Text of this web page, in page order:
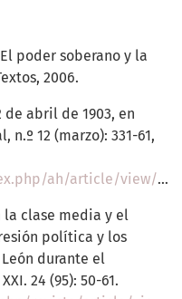
poder soberano y la
2006.
de abril de 1903, en
n.º 12 (marzo): 331-61,
ah/article/view/830
la clase media y el
política y los
durante el
24 (95): 50-61.